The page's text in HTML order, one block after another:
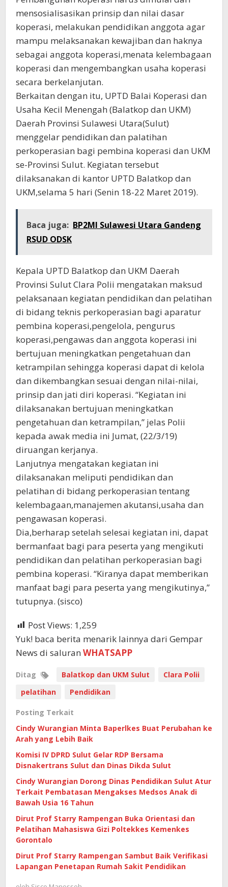
mensosialisasikan prinsip dan nilai dasar
koperasi, melakukan pendidikan anggota agar
mampu melaksanakan kewajiban dan haknya
sebagai anggota koperasi,menata kelembagaan
koperasi dan mengembangkan usaha koperasi
secara berkelanjutan.
Berkaitan dengan itu, UPTD Balai Koperasi dan
Usaha Kecil Menengah (Balatkop dan UKM)
Daerah Provinsi Sulawesi Utara(Sulut)
menggelar pendidikan dan palatihan
perkoperasian bagi pembina koperasi dan UKM
se-Provinsi Sulut. Kegiatan tersebut
dilaksanakan di kantor UPTD Balatkop dan
UKM,selama 5 hari (Senin 18-22 Maret 2019).
Baca juga: BP2MI Sulawesi Utara Gandeng
RSUD ODSK
Kepala UPTD Balatkop dan UKM Daerah
Provinsi Sulut Clara Polii mengatakan maksud
pelaksanaan kegiatan pendidikan dan pelatihan
di bidang teknis perkoperasian bagi aparatur
pembina koperasi,pengelola, pengurus
koperasi,pengawas dan anggota koperasi ini
bertujuan meningkatkan pengetahuan dan
ketrampilan sehingga koperasi dapat di kelola
dan dikembangkan sesuai dengan nilai-nilai,
prinsip dan jati diri koperasi. “Kegiatan ini
dilaksanakan bertujuan meningkatkan
pengetahuan dan ketrampilan,” jelas Polii
kepada awak media ini Jumat, (22/3/19)
diruangan kerjanya.
Lanjutnya mengatakan kegiatan ini
dilaksanakan meliputi pendidikan dan
pelatihan di bidang perkoperasian tentang
kelembagaan,manajemen akutansi,usaha dan
pengawasan koperasi.
Dia,berharap setelah selesai kegiatan ini, dapat
bermanfaat bagi para peserta yang mengikuti
pendidikan dan pelatihan perkoperasian bagi
pembina koperasi. “Kiranya dapat memberikan
manfaat bagi para peserta yang mengikutinya,”
tutupnya. (sisco)
Post Views: 1,259
Yuk! baca berita menarik lainnya dari Gempar
News di saluran WHATSAPP
Ditag Balatkop dan UKM Sulut
Clara Polii
pelatihan
Pendidikan
Posting Terkait
Cindy Wurangian Minta Baperlkes Buat Perubahan ke
Arah yang Lebih Baik
Komisi IV DPRD Sulut Gelar RDP Bersama
Disnakertrans Sulut dan Dinas Dikda Sulut
Cindy Wurangian Dorong Dinas Pendidikan Sulut Atur
Terkait Pembatasan Mengakses Medsos Anak di
Bawah Usia 16 Tahun
Dirut Prof Starry Rampengan Buka Orientasi dan
Pelatihan Mahasiswa Gizi Poltekkes Kemenkes
Gorontalo
Dirut Prof Starry Rampengan Sambut Baik Verifikasi
Lapangan Penetapan Rumah Sakit Pendidikan